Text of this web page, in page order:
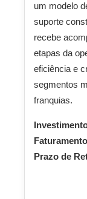
um modelo
suporte
recebe
etapas da
eficiência e
segmentos
franquias.
Prazo de